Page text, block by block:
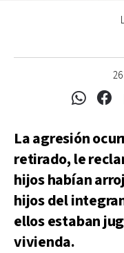
La agresión
retirado, le
hijos habían
hijos del
ellos estaban
vivienda.